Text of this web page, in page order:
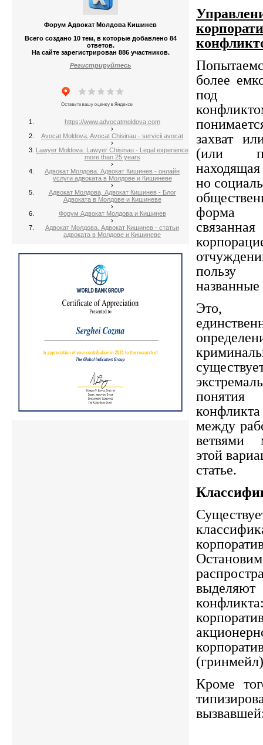
Форум Адвокат Молдова Кишинев
Всего создано 10 тем, в которые добавлено 84
ответов.
На сайте зарегистрирован 886 участников.
Регистрируйтесь
https://www.advocatmoldova.com
›
Avocat Moldova, Avocat Chisinau - servicii avocat
›
Lawyer Moldova. Lawyer Chisinau - Legal experience
more than 25 years
›
Адвокат Молдова. Адвокат Кишинев - онлайн
услуги адвоката в Молдове и Кишиневе
›
Адвокат Молдова, Адвокат Кишинев - Блог
Адвоката в Молдове и Кишиневе
›
Форум Адвокат Молдова и Кишинев
›
Адвокат Молдова. Адвокат Кишинев - статьи
адвоката в Молдове и Кишиневе
более
под
захват
(или
но
форма
пользу
названные
Это,
понятия
между
ветвями
этой
статье.
Кроме